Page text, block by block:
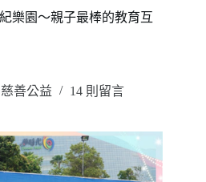
樂園～親子最棒的教育互
善公益
14 則留言